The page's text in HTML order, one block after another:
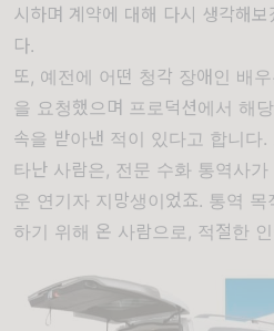
시하며 계약에 대해 다시 생각해
다.
또, 예전에 어떤 청각 장애인 배
을 요청했으며 프로덕션에서 해
속을 받아낸 적이 있다고 합니다
타난 사람은, 전문 수화 통역사
운 연기자 지망생이었죠. 통역
하기 위해 온 사람으로, 적절한